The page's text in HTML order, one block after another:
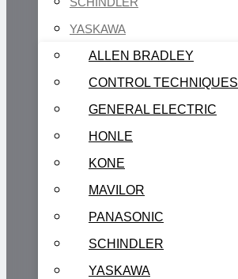
YASKAWA
ALLEN BRADLEY
CONTROL TECHNIQUES
GENERAL ELECTRIC
HONLE
KONE
MAVILOR
PANASONIC
SCHINDLER
YASKAWA